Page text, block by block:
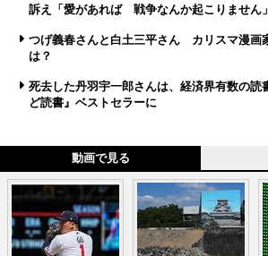
訴え「愛があれば 戦争なんか起こりません」
つげ義春さんと白土三平さん カリスマ漫画
は？
死去した丹羽宇一郎さんは、経済界有数の
ど読書』ベストセラーに
動画で見る